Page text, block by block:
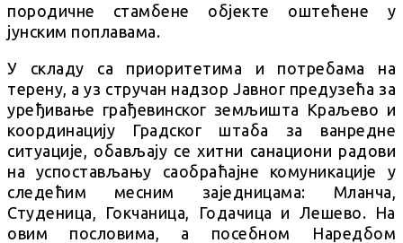
породичне стамбене објекте оштећене у
јунским поплавама.
У складу са приоритетима и потребама на
терену, а уз стручан надзор Јавног предузећа за
уређивање грађевинског земљишта Краљево и
координацију Градског штаба за ванредне
ситуације, обављају се хитни санациони радови
на успостављању саобраћајне комуникације у
следећим месним заједницама: Мланча,
Студеница, Гокчаница, Годачица и Лешево. На
овим пословима, а посебном Наредбом